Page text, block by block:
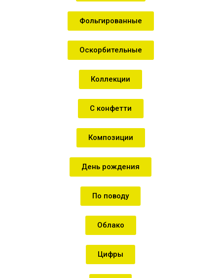
Фольгированные
Оскорбительные
Коллекции
С конфетти
Композиции
День рождения
По поводу
Облако
Цифры